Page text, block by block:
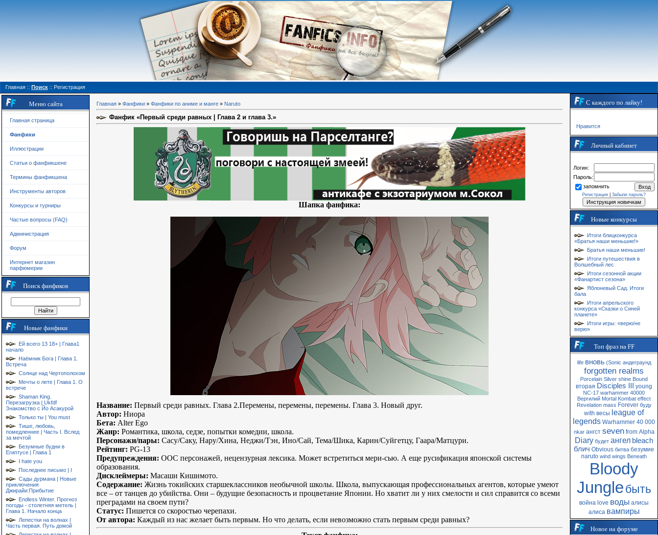
Главная :: Поиск :: Регистрация
Меню сайта
Главная страница
Фанфики
Иллюстрации
Статьи о фанфикшене
Термины фанфикшена
Инструменты авторов
Конкурсы и турниры
Частые вопросы (FAQ)
Администрация
Форум
Интернет магазин
парфюмерии
Поиск фанфиков
Новые фанфики
Ей всего 13 18+ | Глава1
начало
Наёмник Бога | Глава 1.
Встреча
Солнце над Чертополохом
Мечты о лете | Глава 1. О
встрече
Shaman King.
Перезагрузка | Ukfdf
Знакомство с Йо Асакурой
Только ты | You must
Тише, любовь,
помедленнее | Часть I. Вслед
за мечтой
Безумные будни в
Египтусе | Глава 1
I hate you
Последнее письмо | I
Сады дурмана | Новые
приключения
Джирайи:Прибытие
Endless Winter. Прогноз
погоды - столетняя метель |
Глава 1. Начало конца
Лепестки на волнах |
Часть первая. Путь домой
Главная » Фанфики » Фанфики по аниме и манге » Naruto
Фанфик «Первый среди равных | Глава 2 и глава 3.»
Шапка фанфика:
Название: Первый среди равных. Глава 2.Перемены, перемены, перемены. Глава 3. Новый друг.
Автор: Ниора
Бета: Alter Ego
Жанр: Романтика, школа, седзе, попытки комедии, школа.
Персонажи/пары: Сасу/Саку, Нару/Хина, Неджи/Тэн, Ино/Сай, Тема/Шика, Карин/Суйгетцу, Гаара/Матцури.
Рейтинг: РG-13
Предупреждения: ООС персонажей, нецензурная лексика. Может встретиться мери-сью. А еще русификация японской системы
образования.
Дисклеймеры: Масаши Кишимото.
Содержание: Жизнь токийских старшеклассников необычной школы. Школа, выпускающая профессиональных агентов, которые умеют
все – от танцев до убийства. Они – будущие безопасность и процветание Японии. Но хватит ли у них смелости и сил справится со всеми
преградами на своем пути?
Статус: Пишется со скоростью черепахи.
От автора: Каждый из нас желает быть первым. Но что делать, если невозможно стать первым среди равных?
С каждого по лайку!
Нравится
Личный кабинет
Логин:
Пароль:
запомнить
Регистрация Забыли пароль?
Новые конкурсы
Итоги блицконкурса
«Братья наши меньшие!»
Братья наши меньшие!
Итоги путешествия в
Волшебный лес
Итоги сезонной акции
«Фанартист сезона»
Яблоневый Сад. Итоги
бала
Итоги апрельского
конкурса «Сказки о Синей
планете»
Итоги игры: «верю/не
верю»
Топ фраз на FF
life вновь (Sonic андеграунд
forgotten realms
Porcelain Silver shine Bound
вторая Disciples III young
NC-17 warhammer 40000
Вергилий Mortal Kombat effect
Revelation mass Forever буду
with весы league of
legends Warhammer 40 000
nkar ангст seven from Alpha
Diary будет ангел bleach
блич Obvious битва безумие
naruto wind wings Beneath
Bloody
Jungleбыть
война love воды алисы
алиса вампиры
Новое на форуме